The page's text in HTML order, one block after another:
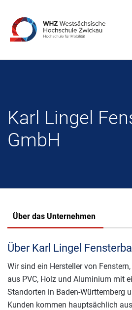
Karl Lingel
GmbH
Über das Unternehmen
Über Karl Lingel
Wir sind ein Hersteller von
aus PVC, Holz und Aluminium mit
Standorten in Baden-Württemberg
Kunden kommen hauptsächlich